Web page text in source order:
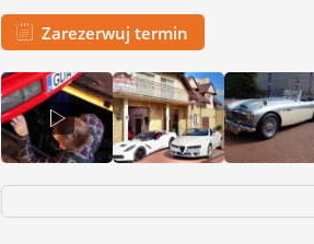
Zarezerwuj termin